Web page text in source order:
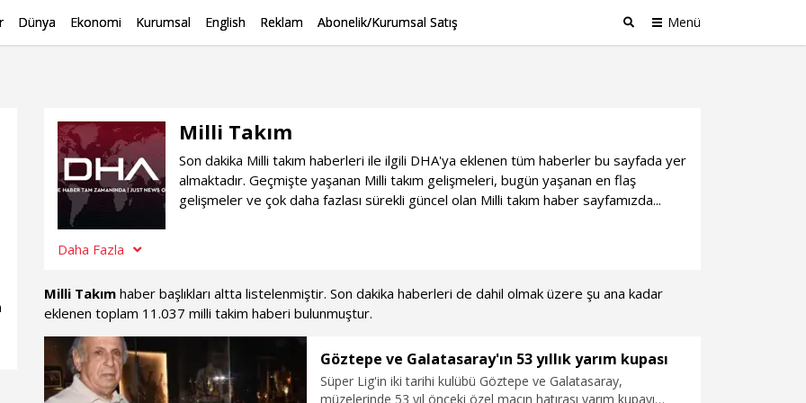
Dünya Ekonomi Kurumsal English Reklam Abonelik/Kurumsal Satış Menü
Milli Takım
Son dakika Milli takım haberleri ile ilgili DHA'ya eklenen tüm haberler bu sayfada yer
almaktadır. Geçmişte yaşanan Milli takım gelişmeleri, bugün yaşanan en flaş
gelişmeler ve çok daha fazlası sürekli güncel olan Milli takım haber sayfamızda...
Daha Fazla
Milli Takım haber başlıkları altta listelenmiştir. Son dakika haberleri de dahil olmak üzere şu ana kadar
eklenen toplam 11.037 milli takim haberi bulunmuştur.
Göztepe ve Galatasaray'ın 53 yıllık yarım kupası
Süper Lig'in iki tarihi kulübü Göztepe ve Galatasaray,
müzelerinde 53 yıl önceki özel maçın hatırası yarım kupayı